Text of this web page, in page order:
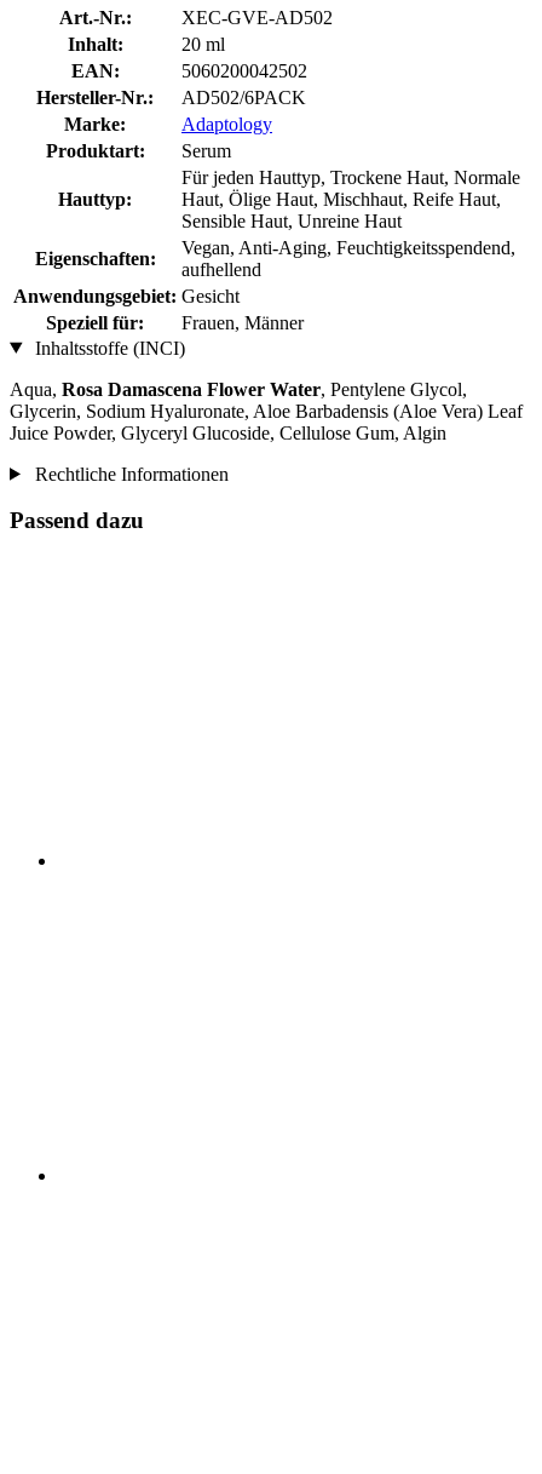
Art.-Nr.:
XEC-GVE-AD502
Inhalt:
20 ml
EAN:
5060200042502
Hersteller-Nr.:
AD502/6PACK
Marke:
Adaptology
Produktart:
Serum
Hauttyp:
Für jeden Hauttyp, Trockene Haut, Normale
Haut, Ölige Haut, Mischhaut, Reife Haut,
Sensible Haut, Unreine Haut
Eigenschaften:
Vegan, Anti-Aging, Feuchtigkeitsspendend,
aufhellend
Anwendungsgebiet: Gesicht
Speziell für:
Frauen, Männer
Inhaltsstoffe (INCI)
Aqua, Rosa Damascena Flower Water, Pentylene Glycol,
Glycerin, Sodium Hyaluronate, Aloe Barbadensis (Aloe Vera) Leaf
Juice Powder, Glyceryl Glucoside, Cellulose Gum, Algin
Rechtliche Informationen
Passend dazu